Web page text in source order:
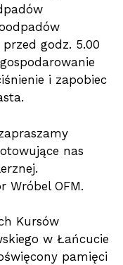
godz. 5.00
i zapobiec
nas
Wróbel OFM.
Kursów
w Łańcucie
pamięci